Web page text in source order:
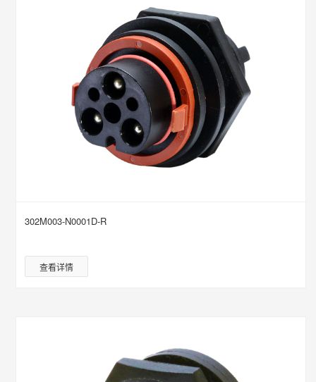
302M003-N0001D-R
查看详情